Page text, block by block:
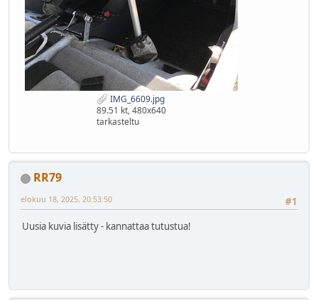
IMG_6609.jpg
89.51 kt, 480x640
tarkasteltu
RR79
#1
elokuu 18, 2025, 20:53:50
Uusia kuvia lisätty - kannattaa tutustua!